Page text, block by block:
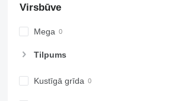
Virsbūve
Mega
Tilpums
Kustīgā grīda